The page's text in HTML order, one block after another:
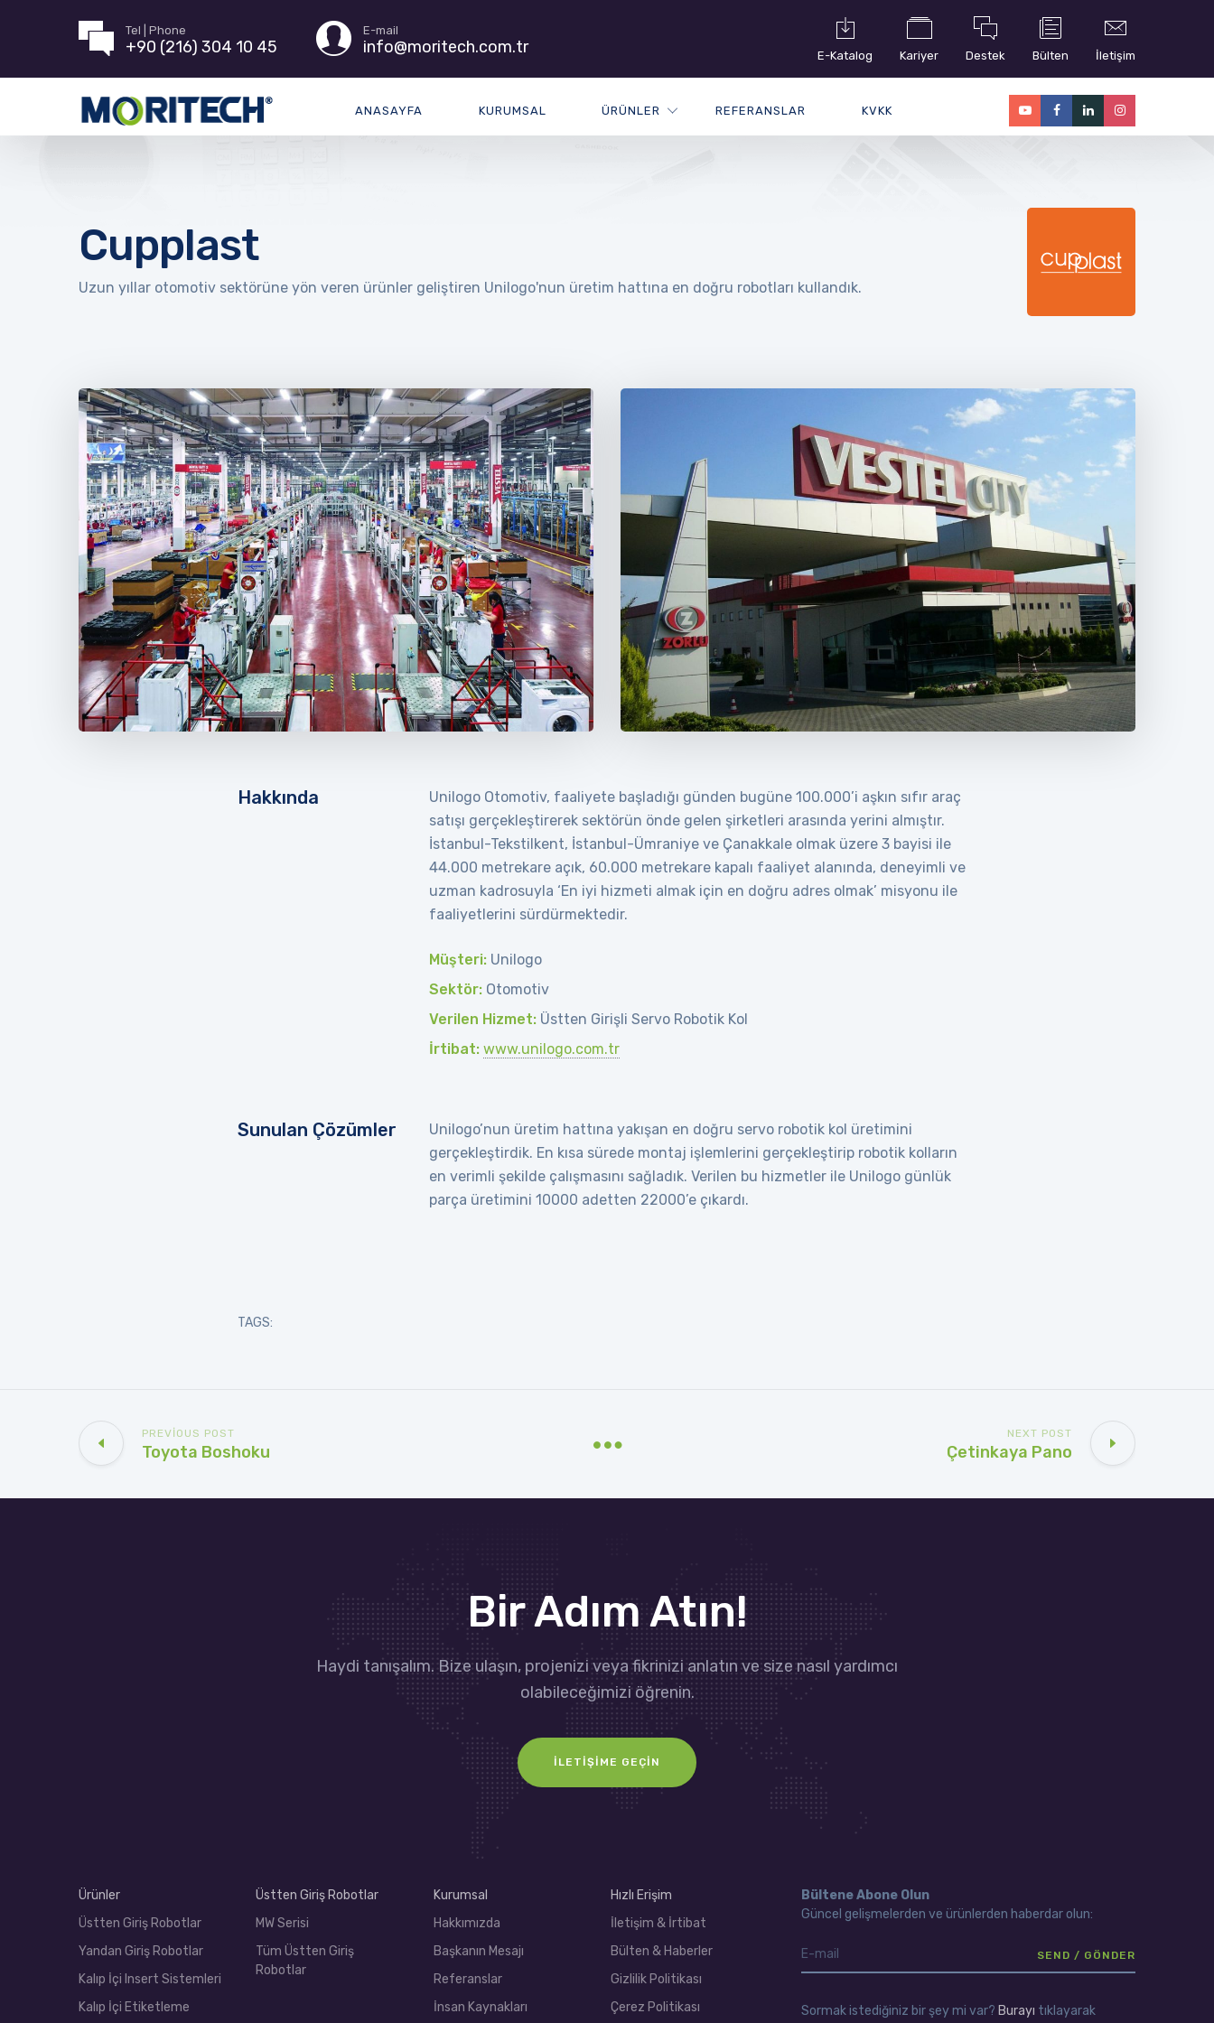
Tel | Phone
+90 (216) 304 10 45
E-mail
info@moritech.com.tr E-Katalog Kariyer Destek Bülten İletişim
ANASAYFA KURUMSAL ÜRÜNLER REFERANSLAR KVKK
Cupplast
Uzun yıllar otomotiv sektörüne yön veren ürünler geliştiren Unilogo'nun üretim hattına en doğru robotları kullandık.
Hakkında
Unilogo Otomotiv, faaliyete başladığı günden bugüne 100.000’i aşkın sıfır araç
satışı gerçekleştirerek sektörün önde gelen şirketleri arasında yerini almıştır.
İstanbul-Tekstilkent, İstanbul-Ümraniye ve Çanakkale olmak üzere 3 bayisi ile
44.000 metrekare açık, 60.000 metrekare kapalı faaliyet alanında, deneyimli ve
uzman kadrosuyla ‘En iyi hizmeti almak için en doğru adres olmak’ misyonu ile
faaliyetlerini sürdürmektedir.
Müşteri:Unilogo
Sektör:Otomotiv
Verilen Hizmet:Üstten Girişli Servo Robotik Kol
İrtibat: www.unilogo.com.tr
Sunulan Çözümler
Unilogo’nun üretim hattına yakışan en doğru servo robotik kol üretimini
gerçekleştirdik. En kısa sürede montaj işlemlerini gerçekleştirip robotik kolların
en verimli şekilde çalışmasını sağladık. Verilen bu hizmetler ile Unilogo günlük
parça üretimini 10000 adetten 22000’e çıkardı.
TAGS:
PREVIOUS POST
Toyota Boshoku
NEXT POST
Çetinkaya Pano
Bir Adım Atın!
Haydi tanışalım. Bize ulaşın, projenizi veya fikrinizi anlatın ve size nasıl yardımcı
olabileceğimizi öğrenin.
İLETIŞIME GEÇIN
Ürünler
Üstten Giriş Robotlar
Yandan Giriş Robotlar
Kalıp İçi Insert Sistemleri
Kalıp İçi Etiketleme
Üstten Giriş Robotlar
MW Serisi
Tüm Üstten Giriş
Robotlar
Kurumsal
Hakkımızda
Başkanın Mesajı
Referanslar
İnsan Kaynakları
Hızlı Erişim
İletişim & İrtibat
Bülten & Haberler
Gizlilik Politikası
Çerez Politikası
Bültene Abone Olun
Güncel gelişmelerden ve ürünlerden haberdar olun:
Sormak istediğiniz bir şey mi var? Burayı tıklayarak